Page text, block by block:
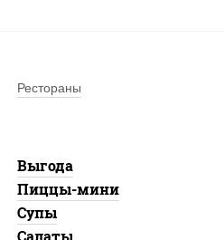
Рестораны
Выгода
Пиццы-мини
Супы
Салаты